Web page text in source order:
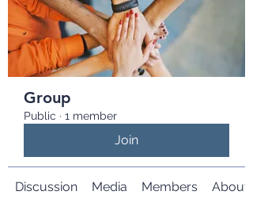
Group
Public · 1 member
Join
Discussion Media Members About